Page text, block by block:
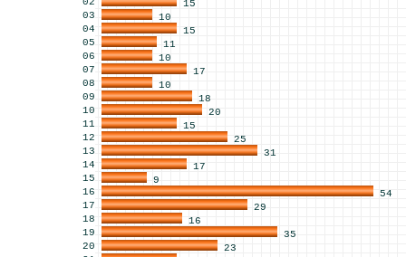
15
03
10
04
15
05
11
06
10
07
17
08
10
09
18
10
20
11
15
12
25
13
31
14
17
15
9
16
54
17
29
18
16
19
35
20
23